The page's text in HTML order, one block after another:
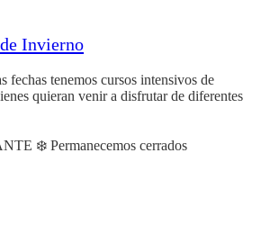
Invierno
fechas tenemos cursos intensivos de
quieran venir a disfrutar de diferentes